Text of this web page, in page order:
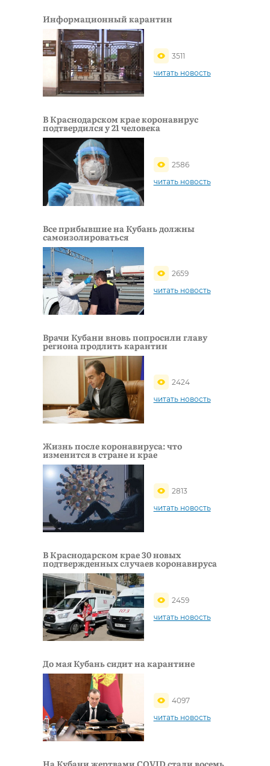
Информационный карантин
3511
читать новость
В Краснодарском крае коронавирус
подтвердился у 21 человека
2586
читать новость
Все прибывшие на Кубань должны
самоизолироваться
2659
читать новость
Врачи Кубани вновь попросили главу
региона продлить карантин
2424
читать новость
Жизнь после коронавируса: что
изменится в стране и крае
2813
читать новость
В Краснодарском крае 30 новых
подтвержденных случаев коронавируса
2459
читать новость
До мая Кубань сидит на карантине
4097
читать новость